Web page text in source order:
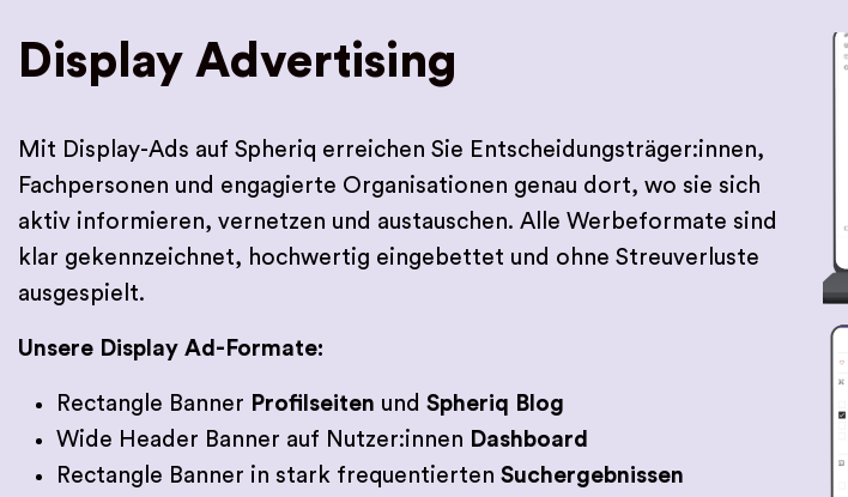
Display Advertising
Mit Display-Ads auf Spheriq erreichen Sie Entscheidungsträger:innen,
Fachpersonen und engagierte Organisationen genau dort, wo sie sich
aktiv informieren, vernetzen und austauschen. Alle Werbeformate sind
klar gekennzeichnet, hochwertig eingebettet und ohne Streuverluste
ausgespielt.
Unsere Display Ad-Formate:
Rectangle Banner Profilseiten und Spheriq Blog
Wide Header Banner auf Nutzer:innen Dashboard
Rectangle Banner in stark frequentierten Suchergebnissen